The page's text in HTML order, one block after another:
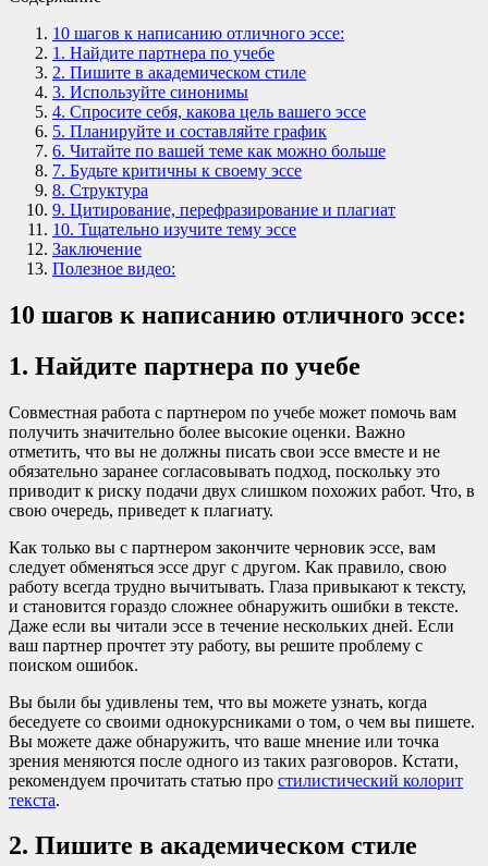
10 шагов к написанию отличного эссе:
1. Найдите партнера по учебе
2. Пишите в академическом стиле
3. Используйте синонимы
4. Спросите себя, какова цель вашего эссе
5. Планируйте и составляйте график
6. Читайте по вашей теме как можно больше
7. Будьте критичны к своему эссе
8. Структура
9. Цитирование, перефразирование и плагиат
10. Тщательно изучите тему эссе
Заключение
Полезное видео:
10 шагов к написанию отличного эссе:
1. Найдите партнера по учебе
Совместная работа с партнером по учебе может помочь вам
получить значительно более высокие оценки. Важно
отметить, что вы не должны писать свои эссе вместе и не
обязательно заранее согласовывать подход, поскольку это
приводит к риску подачи двух слишком похожих работ. Что, в
свою очередь, приведет к плагиату.
Как только вы с партнером закончите черновик эссе, вам
следует обменяться эссе друг с другом. Как правило, свою
работу всегда трудно вычитывать. Глаза привыкают к тексту,
и становится гораздо сложнее обнаружить ошибки в тексте.
Даже если вы читали эссе в течение нескольких дней. Если
ваш партнер прочтет эту работу, вы решите проблему с
поиском ошибок.
Вы были бы удивлены тем, что вы можете узнать, когда
беседуете со своими однокурсниками о том, о чем вы пишете.
Вы можете даже обнаружить, что ваше мнение или точка
зрения меняются после одного из таких разговоров. Кстати,
рекомендуем прочитать статью про стилистический колорит
текста.
2. Пишите в академическом стиле